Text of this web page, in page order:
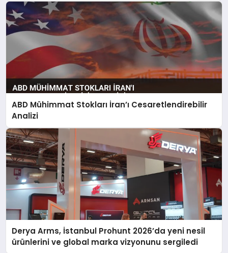
ABD Mühimmat Stokları İran’ı Cesaretlendirebilir
Analizi
Derya Arms, İstanbul Prohunt 2026’da yeni nesil
ürünlerini ve global marka vizyonunu sergiledi